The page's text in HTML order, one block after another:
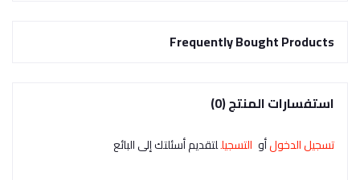
Frequently Bought Products
استفسارات المنتج (0)
تسجيل الدخولأو التسجيللتقديم أسئلتك إلى البائع